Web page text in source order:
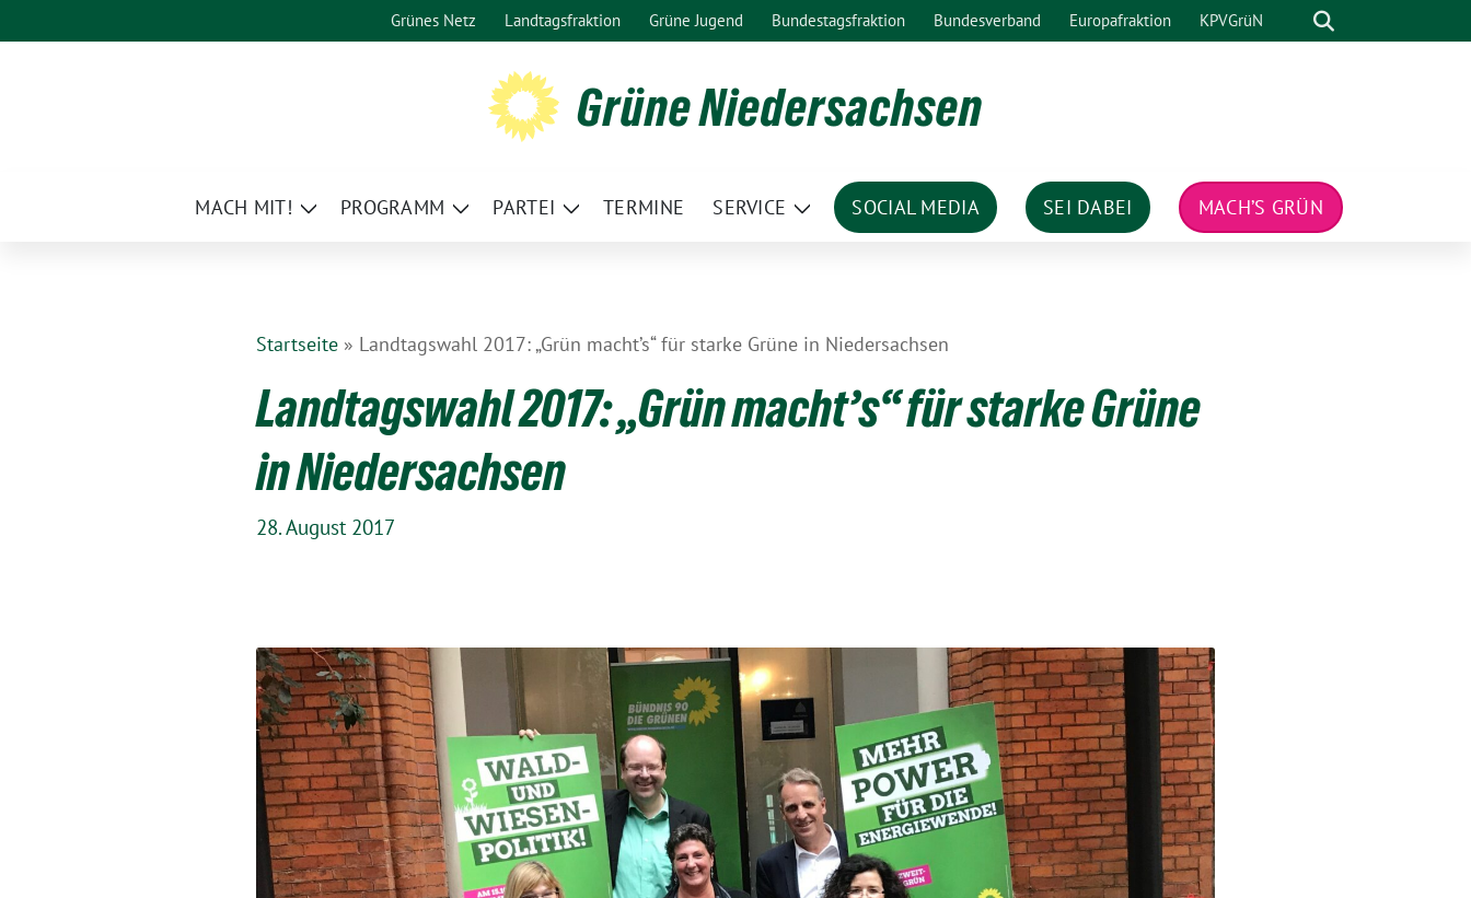
zum
Grünes Netz Landtagsfraktion Grüne Jugend Bundestagsfraktion Bundesverband Europafraktion KPVGrüN Suche
Grüne Niedersachsen
MACH MIT!
Zeige
PROGRAMM
Zeige
PARTEI
Zeige
TERMINE SERVICE
Zeige
SOCIAL MEDIA SEI DABEI MACH’S GRÜN
Startseite » Landtagswahl 2017: „Grün macht’s“ für starke Grüne in Niedersachsen
Landtagswahl 2017: „Grün macht’s“ für starke Grüne
in Niedersachsen
28. August 2017